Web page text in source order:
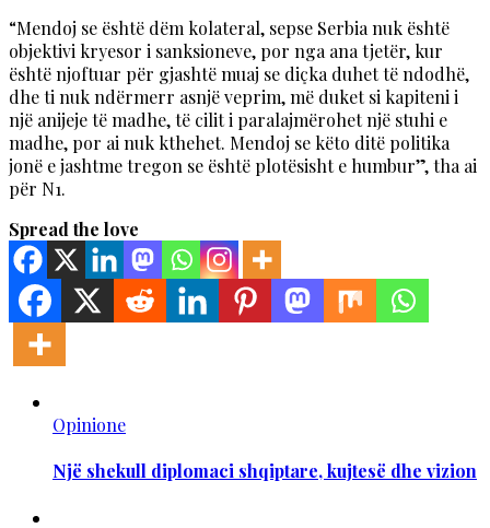
“Mendoj se është dëm kolateral, sepse Serbia nuk është
objektivi kryesor i sanksioneve, por nga ana tjetër, kur
është njoftuar për gjashtë muaj se diçka duhet të ndodhë,
dhe ti nuk ndërmerr asnjë veprim, më duket si kapiteni i
një anijeje të madhe, të cilit i paralajmërohet një stuhi e
madhe, por ai nuk kthehet. Mendoj se këto ditë politika
jonë e jashtme tregon se është plotësisht e humbur”, tha ai
për N1.
Spread the love
Opinione
Një shekull diplomaci shqiptare, kujtesë dhe vizion